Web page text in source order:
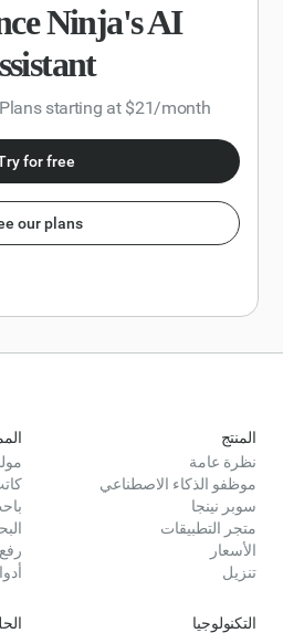
Ninja's AI
starting at $21/month.
for free
our plans
المنتج
نظرة عامة
موظفو الذكاء الاصطناعي
سوبر نينجا
متجر التطبيقات
الأسعار
تنزيل
التكنولوجيا